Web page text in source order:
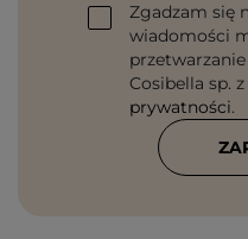
Zgadzam się
wiadomości
Cosibella sp.
prywatności.